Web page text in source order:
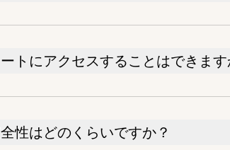
トにアクセスすることはできます
性はどのくらいですか？